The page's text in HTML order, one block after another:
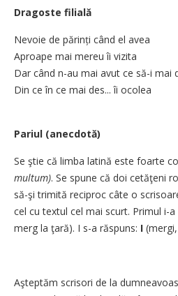
Dragoste filială
Nevoie de părinți când el avea
Aproape mai mereu îi vizita
Dar când n-au mai avut ce să-i mai
Din ce în ce mai des... îi ocolea
Pariul (anecdotă)
Se ştie că limba latină este foarte
multum). Se spune că doi cetăţeni
să-şi trimită reciproc câte o
cel cu textul cel mai scurt. Primul i-a
merg la ţară). I s-a răspuns: I
Aşteptăm scrisori de la